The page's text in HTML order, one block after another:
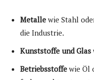
Metalle wie Stahl
die Industrie.
Kunststoffe und Glas
Betriebsstoffe wie Öl